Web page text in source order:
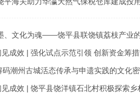
、文化为魂——饶平县联饶镇荔枝产业
效 | 强化试点示范引领 创新资金筹措方式 饶平
潮州古城活态传承与申遗实践的文化
见成效 | 饶平县饶洋镇石北村积极探索